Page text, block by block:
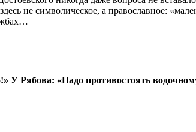
не символическое, а православное:
У Рябова: «Надо противостоять